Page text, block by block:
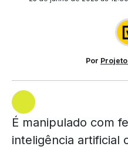
Por
É manipulado com
inteligência artificial